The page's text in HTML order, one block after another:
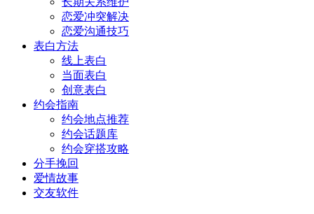
恋爱冲突解决
恋爱沟通技巧
表白方法
线上表白
当面表白
创意表白
约会指南
约会地点推荐
约会话题库
约会穿搭攻略
分手挽回
爱情故事
交友软件